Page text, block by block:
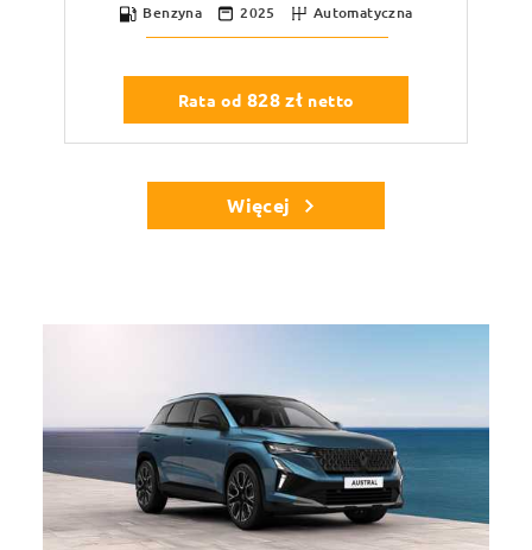
Benzyna 2025 Automatyczna
Rata od 828zł netto
Więcej